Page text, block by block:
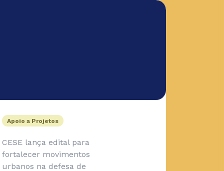
Apoio a Projetos
CESE lança edital para
fortalecer movimentos
urbanos na defesa de